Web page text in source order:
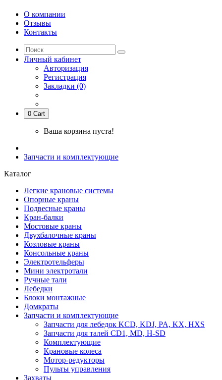
О компании
Отзывы
Контакты
Личный кабинет
Авторизация
Регистрация
Закладки (0)
0 Cart
Ваша корзина пуста!
Запчасти и комплектующие
Каталог
Легкие крановые системы
Опорные краны
Подвесные краны
Кран-балки
Мостовые краны
Двухбалочные краны
Козловые краны
Консольные краны
Электротельферы
Мини электротали
Ручные тали
Лебедки
Блоки монтажные
Домкраты
Запчасти и комплектующие
Запчасти для лебедок KCD, KDJ, PA, KX, HXS
Запчасти для талей CD1, MD, H-SD
Комплектующие
Крановые колеса
Мотор-редукторы
Пульты управления
Захваты